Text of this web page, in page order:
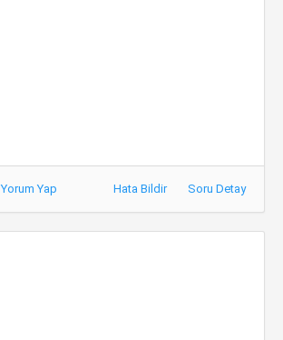
Yorum Yap Hata Bildir Soru Detay